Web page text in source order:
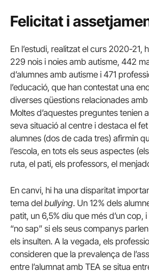
Felicitat i
En l’estudi, realitzat el curs 2020-21,
229 nois i noies amb autisme, 442
d’alumnes amb autisme i 471
l’educació, que han contestat una
diverses qüestions relacionades
Moltes d’aquestes preguntes tenien
seva situació al centre i destaca el
alumnes (dos de cada tres) afirmin
l’escola, en tots els seus aspectes
ruta, el pati, els professors, el
En canvi, hi ha una disparitat
tema del bullying. Un 12% dels
patit, un 6,5% diu que més d’un cop,
“no sap” si els seus companys
els insulten. A la vegada, els
consideren que la prevalença de
entre l’alumnat amb TEA se situa